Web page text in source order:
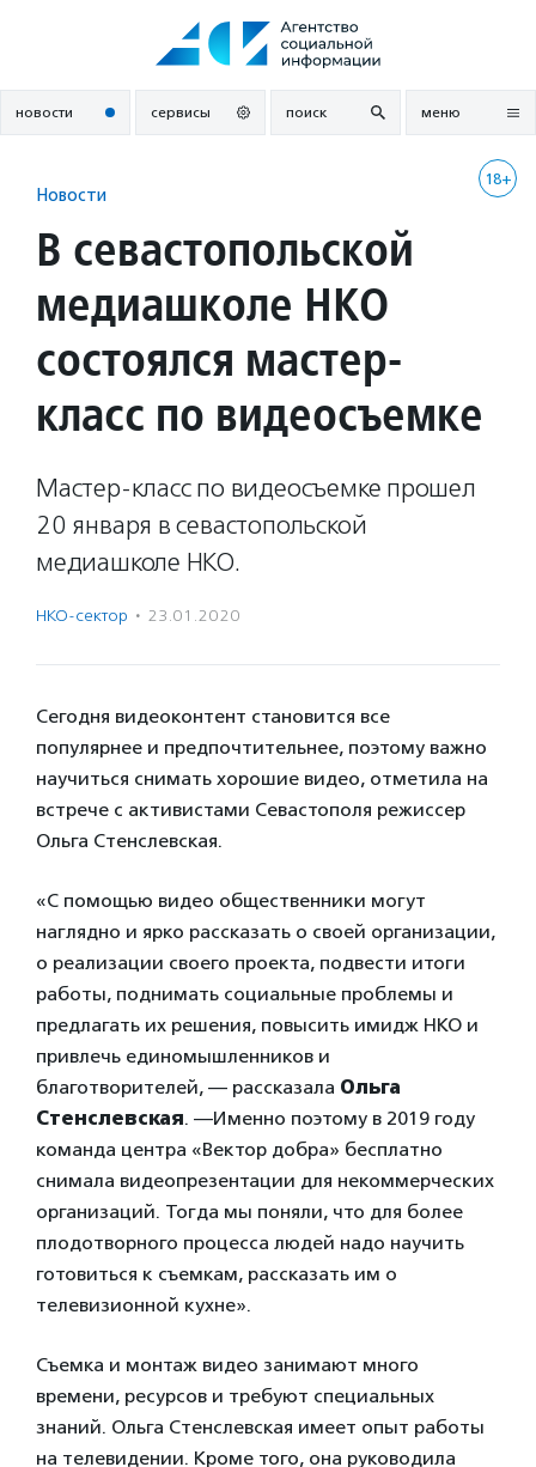
новости сервисы поиск меню
18+
Новости
В севастопольской
медиашколе НКО
состоялся мастер-
класс по видеосъемке
Мастер-класс по видеосъемке прошел
20 января в севастопольской
медиашколе НКО.
НКО-сектор · 23.01.2020
Сегодня видеоконтент становится все
популярнее и предпочтительнее, поэтому важно
научиться снимать хорошие видео, отметила на
встрече с активистами Севастополя режиссер
Ольга Стенслевская.
«С помощью видео общественники могут
наглядно и ярко рассказать о своей организации,
о реализации своего проекта, подвести итоги
работы, поднимать социальные проблемы и
предлагать их решения, повысить имидж НКО и
привлечь единомышленников и
благотворителей, — рассказала Ольга
Стенслевская. —Именно поэтому в 2019 году
команда центра «Вектор добра» бесплатно
снимала видеопрезентации для некоммерческих
организаций. Тогда мы поняли, что для более
плодотворного процесса людей надо научить
готовиться к съемкам, рассказать им о
телевизионной кухне».
Съемка и монтаж видео занимают много
времени, ресурсов и требуют специальных
знаний. Ольга Стенслевская имеет опыт работы
на телевидении. Кроме того, она руководила